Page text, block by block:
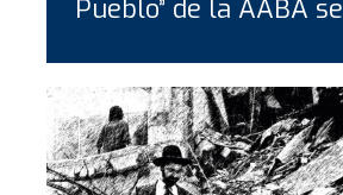
Pueblo” de la AABA